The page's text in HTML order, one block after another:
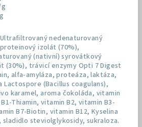
Ultrafiltrovaný nedenaturovaný
izolát (70%),
(nativní) syrovátkový
trávicí enzymy Opti 7 Digest
alfa-amyláza, proteáza, laktáza,
(Bacillus coagulans),
karamel, aroma čokoláda, vitamin
Thiamin, vitamin B2, vitamin B3-
B7-Biotin, vitamin B12, Kyselina
sladidlo steviolglykosidy, sukraloza.